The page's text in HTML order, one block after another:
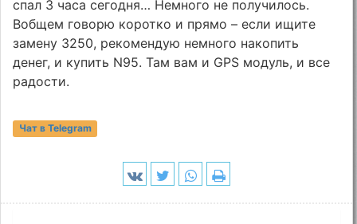
спал 3 часа сегодня… Немного не получилось.
Вобщем говорю коротко и прямо – если ищите
замену 3250, рекомендую немного накопить
денег, и купить N95. Там вам и GPS модуль, и все
радости.
Чат в Telegram